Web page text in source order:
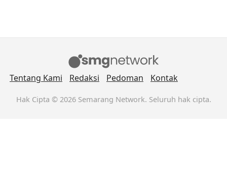
Tentang Kami Redaksi Pedoman Kontak
Hak Cipta © 2026 Semarang Network. Seluruh hak cipta.